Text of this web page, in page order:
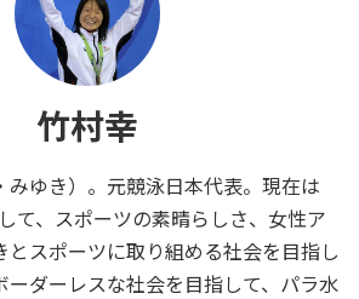
竹村幸
みゆき）。元競泳日本代表。現在は
て、スポーツの素晴らしさ、女性ア
とスポーツに取り組める社会を目指し
ーダーレスな社会を目指して、パラ水